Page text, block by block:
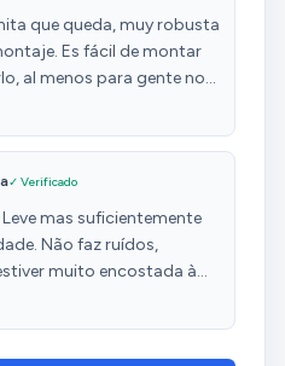
que queda, muy robusta
Es fácil de montar
al menos para gente no
nosotros. Nos ha
✓ Verificado
mas suficientemente
Não faz ruídos,
muito encostada à
qualidade e apesar de ser